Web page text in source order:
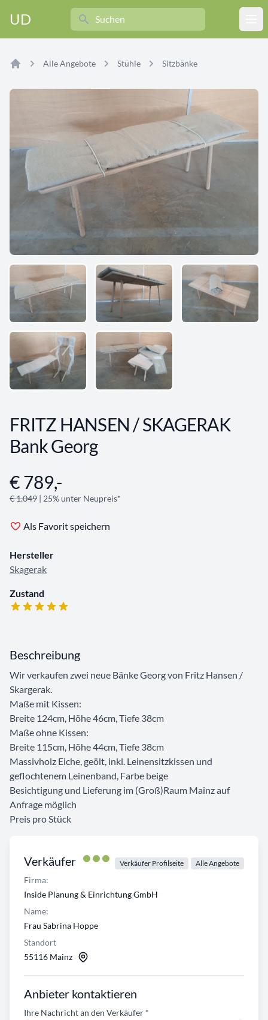
UD
Search
Alle Angebote Stühle Sitzbänke
FRITZ HANSEN / SKAGERAK
Bank Georg
Angebotsinformationen
€ 789,-
€ 1.049 | 25% unter Neupreis*
Als Favorit speichern
Hersteller
Skagerak
Zustand
Verkäufer Verkäufer Profilseite Alle Angebote
Firma:
Inside Planung & Einrichtung GmbH
Name:
Frau Sabrina Hoppe
Standort
55116 Mainz
Anbieter kontaktieren
Ihre Nachricht an den Verkäufer *
Beschreibung
Wir verkaufen zwei neue Bänke Georg von Fritz Hansen /
Skargerak.
Maße mit Kissen:
Breite 124cm, Höhe 46cm, Tiefe 38cm
Maße ohne Kissen:
Breite 115cm, Höhe 44cm, Tiefe 38cm
Massivholz Eiche, geölt, inkl. Leinensitzkissen und
geflochtenem Leinenband, Farbe beige
Besichtigung und Lieferung im (Groß)Raum Mainz auf
Anfrage möglich
Preis pro Stück